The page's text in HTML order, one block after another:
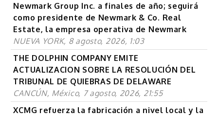
Newmark Group Inc. a finales de año; seguirá
como presidente de Newmark & Co. Real
Estate, la empresa operativa de Newmark
NUEVA YORK, 8 agosto, 2026, 1:03
THE DOLPHIN COMPANY EMITE
ACTUALIZACION SOBRE LA RESOLUCIÓN DEL
TRIBUNAL DE QUIEBRAS DE DELAWARE
CANCÚN, México, 7 agosto, 2026, 21:55
XCMG refuerza la fabricación a nivel local y la